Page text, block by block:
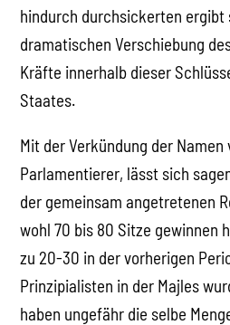
hindurch durchsickerten ergibt
dramatischen Verschiebung
Kräfte innerhalb dieser
Staates.
Mit der Verkündung der Namen
Parlamentierer, lässt sich
der gemeinsam angetretenen
wohl 70 bis 80 Sitze gewinnen
zu 20-30 in der vorherigen
Prinzipialisten in der Majles
haben ungefähr die selbe